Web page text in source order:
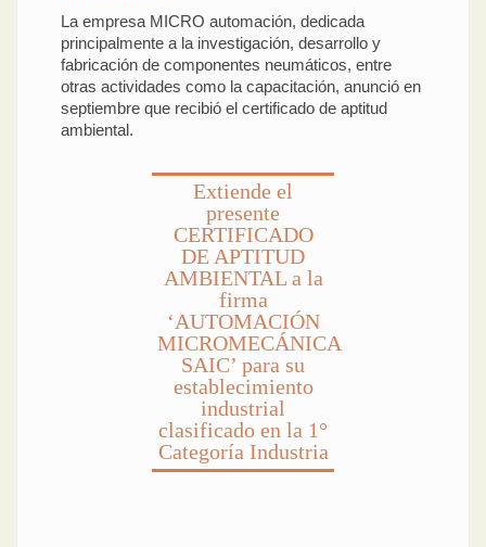
La empresa MICRO automación, dedicada
principalmente a la investigación, desarrollo y
fabricación de componentes neumáticos, entre
otras actividades como la capacitación, anunció en
septiembre que recibió el certificado de aptitud
ambiental.
Extiende el
presente
CERTIFICADO
DE APTITUD
AMBIENTAL a la
firma
‘AUTOMACIÓN
MICROMECÁNICA
SAIC’ para su
establecimiento
industrial
clasificado en la 1°
Categoría Industria